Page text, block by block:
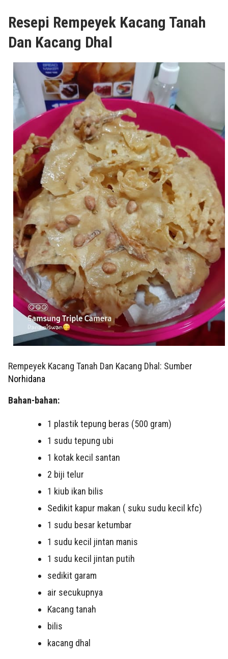
Resepi Rempeyek Kacang Tanah
Dan Kacang Dhal
Rempeyek Kacang Tanah Dan Kacang Dhal: Sumber
Norhidana
Bahan-bahan:
1 plastik tepung beras (500 gram)
1 sudu tepung ubi
1 kotak kecil santan
2 biji telur
1 kiub ikan bilis
Sedikit kapur makan ( suku sudu kecil kfc)
1 sudu besar ketumbar
1 sudu kecil jintan manis
1 sudu kecil jintan putih
sedikit garam
air secukupnya
Kacang tanah
bilis
kacang dhal